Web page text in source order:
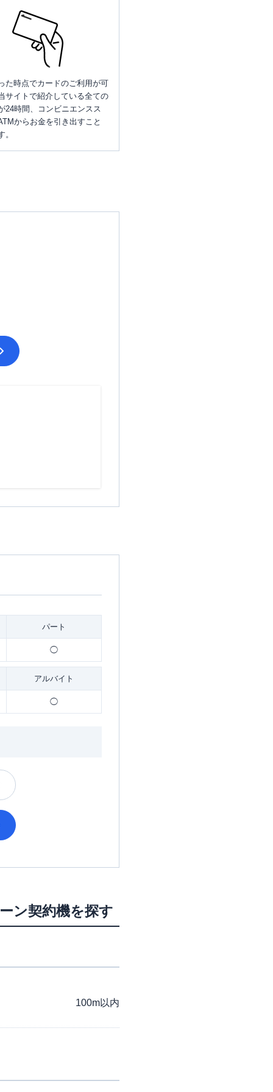
た時点でカードのご利用が可
サイトで紹介している全ての
24時間、コンビニエンスス
からお金を引き出すこと
。
パート
◯
アルバイト
◯
ン契約機を探す
100m以内